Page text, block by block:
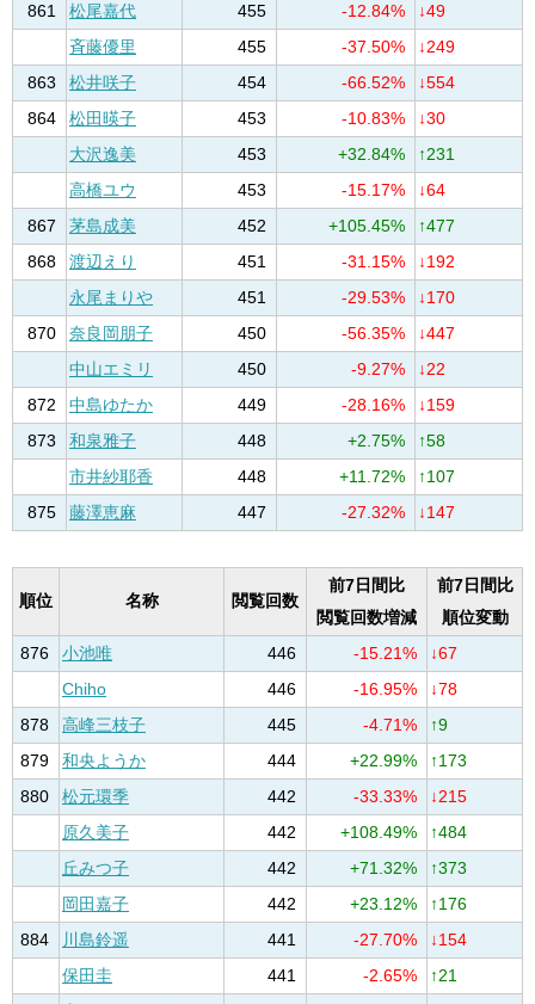
861
松尾嘉代 455 -12.84%
↓49
斉藤優里
455 -37.50%
↓249
863
松井咲子 454 -66.52%
↓554
864
松田暎子 453 -10.83%
↓30
大沢逸美
453 +32.84%
↑231
高橋ユウ
453 -15.17%
↓64
867
茅島成美 452 +105.45%
↑477
868
渡辺えり 451 -31.15%
↓192
永尾まりや
451 -29.53%
↓170
870
奈良岡朋子 450 -56.35%
↓447
中山エミリ
450 -9.27%
↓22
872
中島ゆたか 449 -28.16%
↓159
873
和泉雅子 448 +2.75%
↑58
市井紗耶香
448 +11.72%
↑107
875
藤澤恵麻 447 -27.32% ↓147
順位 名称 閲覧回数
前7日間比
閲覧回数増減
前7日間比
順位変動
876
小池唯 446 -15.21%
↓67
Chiho
446 -16.95%
↓78
878
高峰三枝子 445 -4.71%
↑9
879
和央ようか 444 +22.99%
↑173
880
松元環季 442 -33.33%
↓215
原久美子
442 +108.49%
↑484
丘みつ子
442 +71.32%
↑373
岡田嘉子
442 +23.12%
↑176
884
川島鈴遥 441 -27.70%
↓154
保田圭
441 -2.65%
↑21